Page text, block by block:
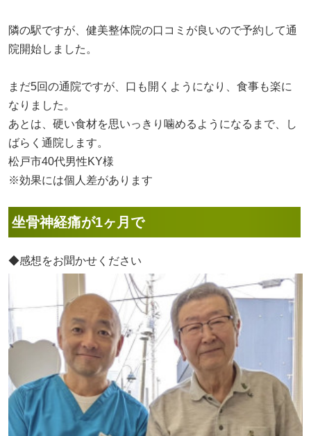
隣の駅ですが、健美整体院の口コミが良いので予約して通
院開始しました。
まだ5回の通院ですが、口も開くようになり、食事も楽に
なりました。
あとは、硬い食材を思いっきり噛めるようになるまで、し
ばらく通院します。
松戸市40代男性KY様
※効果には個人差があります
坐骨神経痛が1ヶ月で
◆感想をお聞かせください